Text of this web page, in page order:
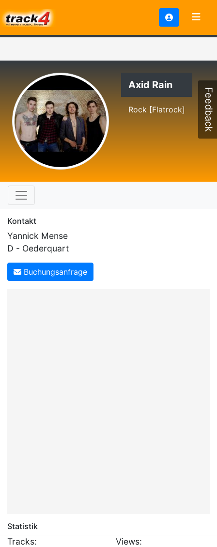
Axid Rain
Rock [Flatrock]
Kontakt
Yannick Mense
D - Oederquart
Buchungsanfrage
Statistik
Tracks:
Views:
Feedback